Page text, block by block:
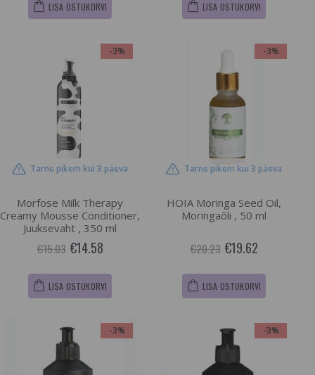
LISA OSTUKORVI LISA OSTUKORVI
-3%
Tarne pikem kui 3 päeva
Morfose Milk Therapy
Creamy Mousse Conditioner,
Juuksevaht , 350 ml
€15.03 €14.58
LISA OSTUKORVI
-3%
Tarne pikem kui 3 päeva
HOIA Moringa Seed Oil,
Moringaõli , 50 ml
€20.23 €19.62
LISA OSTUKORVI
-3% -3%